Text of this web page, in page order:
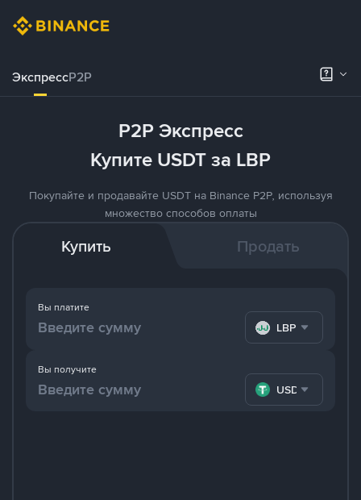
ЭкспрессP2P
P2P Экспресс
Купите USDT за LBP
Покупайте и продавайте USDT на Binance P2P, используя
множество способов оплаты
Купить Продать
Вы платите
LBP
Вы получите
USDT